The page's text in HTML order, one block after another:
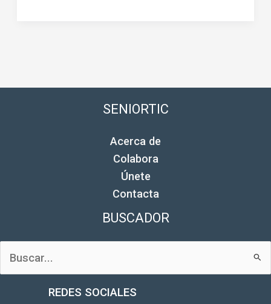
SENIORTIC
Acerca de
Colabora
Únete
Contacta
BUSCADOR
REDES SOCIALES